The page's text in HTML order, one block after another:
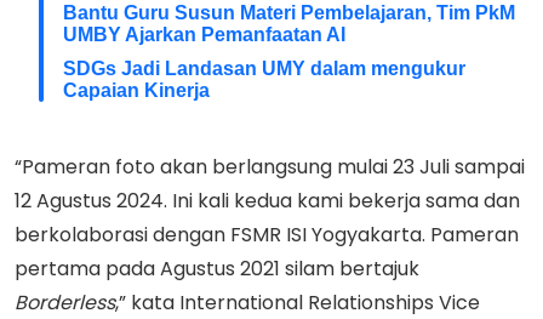
Bantu Guru Susun Materi Pembelajaran, Tim PkM
UMBY Ajarkan Pemanfaatan AI
SDGs Jadi Landasan UMY dalam mengukur
Capaian Kinerja
“Pameran foto akan berlangsung mulai 23 Juli sampai
12 Agustus 2024. Ini kali kedua kami bekerja sama dan
berkolaborasi dengan FSMR ISI Yogyakarta. Pameran
pertama pada Agustus 2021 silam bertajuk
Borderless,” kata International Relationships Vice